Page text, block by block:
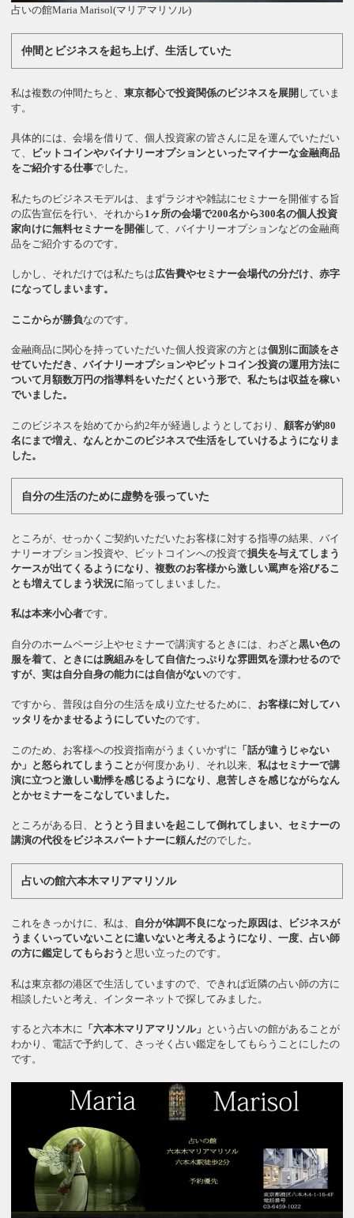
占いの館Maria Marisol(マリアマリソル)
仲間とビジネスを起ち上げ、生活していた
私は複数の仲間たちと、東京都心で投資関係のビジネスを展開 していま
す。
具体的には、会場を借りて、個人投資家の皆さんに足を運んでいただい
て、
ビットコインやバイナリーオプションといったマイナーな金融商品
をご紹介する仕事でした。
私たちのビジネスモデルは、まずラジオや雑誌にセミナーを開催する旨
の広告宣伝を行い、それから 1ヶ所の会場で200名から300名の個人投資
家向けに無料セミナーを開催して、バイナリーオプションなどの金融商
品をご紹介するのです。
しかし、それだけでは私たちは広告費やセミナー会場代の分だけ、赤字
になってしまいます。
ここからが勝負なのです。
金融商品に関心を持っていただいた個人投資家の方とは個別に面談をさ
せていただき、バイナリーオプションやビットコイン投資の運用方法に
ついて月額数万円の指導料をいただくという形で、私たちは収益を稼い
でいました。
このビジネスを始めてから約2年が経過しようとしており、 顧客が約80
名にまで増え、なんとかこのビジネスで生活をしていけるようになりま
した。
自分の生活のために虚勢を張っていた
ところが、せっかくご契約いただいたお客様に対する指導の結果、バイ
ナリーオプション投資や、ビットコインへの投資で損失を与えてしまう
ケースが出てくるようになり、複数のお客様から激しい罵声を浴びるこ
とも増えてしまう状況に陥ってしまいました。
私は本来小心者です。
自分のホームページ上やセミナーで講演するときには、わざと黒い色の
服を着て、ときには腕組みをして自信たっぷりな雰囲気を漂わせるので
すが、実は自分自身の能力には自信がないのです。
ですから、普段は自分の生活を成り立たせるために、 お客様に対してハ
ッタリをかませるようにしていたのです。
このため、お客様への投資指南がうまくいかずに 「話が違うじゃない
か」と怒られてしまうことが何度かあり、それ以来、私はセミナーで講
演に立つと激しい動悸を感じるようになり、息苦しさを感じながらなん
とかセミナーをこなしていました。
ところがある日、
とうとう目まいを起こして倒れてしまい、セミナーの
講演の代役をビジネスパートナーに頼んだのでした。
占いの館六本木マリアマリソル
これをきっかけに、私は、 自分が体調不良になった原因は、ビジネスが
うまくいっていないことに違いないと考えるようになり、一度、占い師
の方に鑑定してもらおう と思い立ったのです。
私は東京都の港区で生活していますので、できれば近隣の占い師の方に
相談したいと考え、インターネットで探してみました。
すると六本木に 「六本木マリアマリソル」 という占いの館があることが
わかり、電話で予約して、さっそく占い鑑定をしてもらうことにしたの
です。